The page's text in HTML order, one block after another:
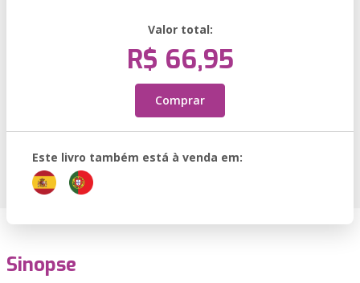
Valor total:
R$ 66,95
Comprar
Este livro também está à venda em:
Sinopse